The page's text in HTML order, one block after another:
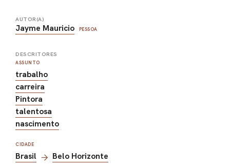
AUTOR(A)
Jayme Mauricio PESSOA
DESCRITORES
ASSUNTO
trabalho
carreira
Pintora
talentosa
nascimento
CIDADE
Brasil Belo Horizonte